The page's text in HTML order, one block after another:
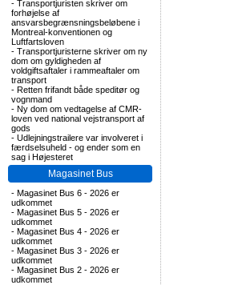
- Transportjuristen skriver om
forhøjelse af
ansvarsbegrænsningsbeløbene i
Montreal-konventionen og
Luftfartsloven
- Transportjuristerne skriver om ny
dom om gyldigheden af
voldgiftsaftaler i rammeaftaler om
transport
- Retten frifandt både speditør og
vognmand
- Ny dom om vedtagelse af CMR-
loven ved national vejstransport af
gods
- Udlejningstrailere var involveret i
færdselsuheld - og ender som en
sag i Højesteret
Magasinet Bus
- Magasinet Bus 6 - 2026 er
udkommet
- Magasinet Bus 5 - 2026 er
udkommet
- Magasinet Bus 4 - 2026 er
udkommet
- Magasinet Bus 3 - 2026 er
udkommet
- Magasinet Bus 2 - 2026 er
udkommet